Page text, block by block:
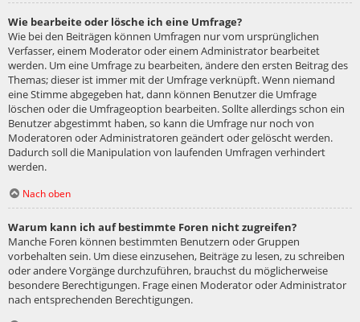
Wie bearbeite oder lösche ich eine Umfrage?
Wie bei den Beiträgen können Umfragen nur vom ursprünglichen
Verfasser, einem Moderator oder einem Administrator bearbeitet
werden. Um eine Umfrage zu bearbeiten, ändere den ersten Beitrag des
Themas; dieser ist immer mit der Umfrage verknüpft. Wenn niemand
eine Stimme abgegeben hat, dann können Benutzer die Umfrage
löschen oder die Umfrageoption bearbeiten. Sollte allerdings schon ein
Benutzer abgestimmt haben, so kann die Umfrage nur noch von
Moderatoren oder Administratoren geändert oder gelöscht werden.
Dadurch soll die Manipulation von laufenden Umfragen verhindert
werden.
Nach oben
Warum kann ich auf bestimmte Foren nicht zugreifen?
Manche Foren können bestimmten Benutzern oder Gruppen
vorbehalten sein. Um diese einzusehen, Beiträge zu lesen, zu schreiben
oder andere Vorgänge durchzuführen, brauchst du möglicherweise
besondere Berechtigungen. Frage einen Moderator oder Administrator
nach entsprechenden Berechtigungen.